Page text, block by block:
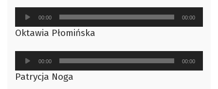
Odtwarzacz
plików
dźwiękowych
00:00 00:00
Oktawia Płomińska
Odtwarzacz
plików
dźwiękowych
00:00 00:00
Patrycja Noga